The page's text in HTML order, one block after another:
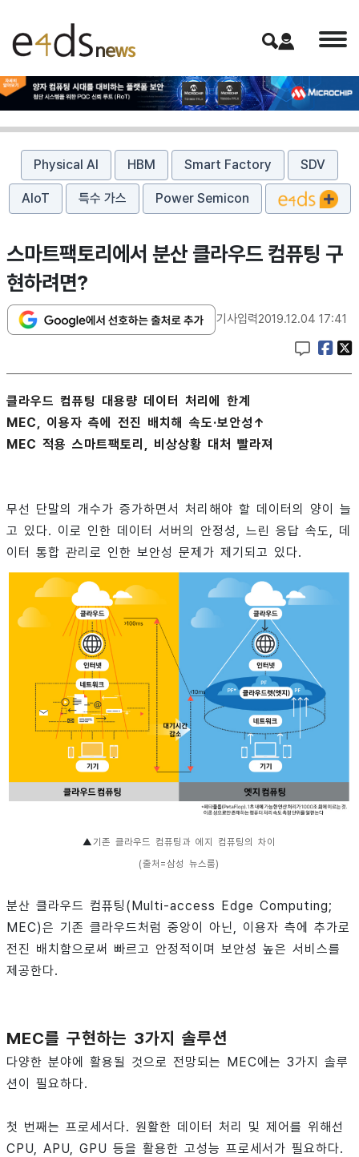
Physical AI HBM Smart Factory SDV
AIoT 특수 가스 Power Semicon
스마트팩토리에서 분산 클라우드 컴퓨팅 구
현하려면?
기사입력2019.12.04 17:41
클라우드 컴퓨팅 대용량 데이터 처리에 한계
MEC, 이용자 측에 전진 배치해 속도·보안성↑
MEC 적용 스마트팩토리, 비상상황 대처 빨라져
무선 단말의 개수가 증가하면서 처리해야 할 데이터의 양이 늘
고 있다. 이로 인한 데이터 서버의 안정성, 느린 응답 속도, 데
이터 통합 관리로 인한 보안성 문제가 제기되고 있다.
▲기존 클라우드 컴퓨팅과 에지 컴퓨팅의 차이
(출처=삼성 뉴스룸)
분산 클라우드 컴퓨팅(Multi-access Edge Computing;
MEC)은 기존 클라우드처럼 중앙이 아닌, 이용자 측에 추가로
전진 배치함으로써 빠르고 안정적이며 보안성 높은 서비스를
제공한다.
MEC를 구현하는 3가지 솔루션
다양한 분야에 활용될 것으로 전망되는 MEC에는 3가지 솔루
션이 필요하다.
첫 번째는 프로세서다. 원활한 데이터 처리 및 제어를 위해선
CPU, APU, GPU 등을 활용한 고성능 프로세서가 필요하다.